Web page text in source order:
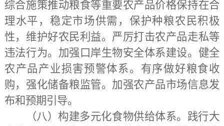
综合施策推动粮食等重要农产品价格保持在合
理水平，稳定市场供需，保护种粮农民积极
性，维护好农民利益。严厉打击农产品走私等
违法行为。加强口岸生物安全体系建设。健全
农产品产业损害预警体系。有序做好粮食收
购，强化储备粮监管。加强农产品市场信息发
布和预期引导。
（八）构建多元化食物供给体系。 践行大